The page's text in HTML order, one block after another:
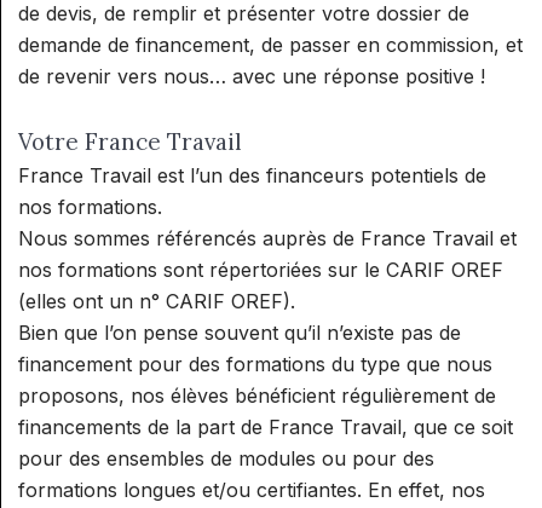
de devis, de remplir et présenter votre dossier de
demande de financement, de passer en commission, et
de revenir vers nous… avec une réponse positive !
Votre France Travail
France Travail est l’un des financeurs potentiels de
nos formations.
Nous sommes référencés auprès de France Travail et
nos formations sont répertoriées sur le CARIF OREF
(elles ont un n° CARIF OREF).
Bien que l’on pense souvent qu’il n’existe pas de
financement pour des formations du type que nous
proposons, nos élèves bénéficient régulièrement de
financements de la part de France Travail, que ce soit
pour des ensembles de modules ou pour des
formations longues et/ou certifiantes. En effet, nos